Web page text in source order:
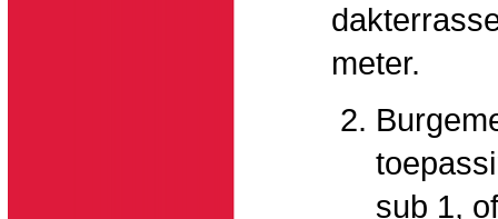
meter.
sub 1,